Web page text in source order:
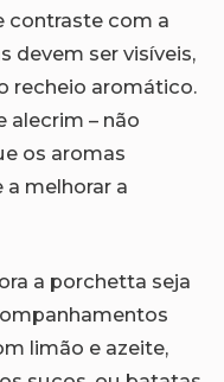
contraste com a
devem ser visíveis,
recheio aromático.
alecrim – não
os aromas
melhorar a
a porchetta seja
limão e azeite,